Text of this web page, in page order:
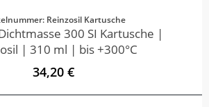
Reinzosil Kartusche
300 SI Kartusche |
| 310 ml | bis +300°C
34,20 €